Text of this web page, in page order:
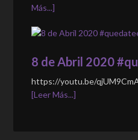
Más...]
8 de Abril 2020
https://youtu.be/
[Leer Más...]